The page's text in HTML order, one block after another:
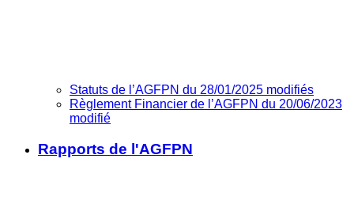
Statuts de l’AGFPN du 28/01/2025 modifiés
Règlement Financier de l’AGFPN du 20/06/2023
modifié
Rapports de l'AGFPN